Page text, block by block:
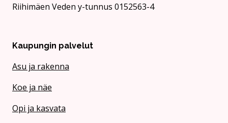
Riihimäen Veden y-tunnus 0152563-4
Kaupungin palvelut
Asu ja rakenna
Koe ja näe
Opi ja kasvata